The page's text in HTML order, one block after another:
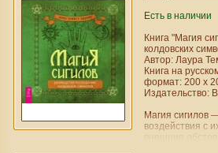
Есть в наличии
Книга "Магия
колдовских
Автор: Лаура
Книга на
формат: 200 х
Издательство:
Магия сигилов
воздействия с
внешние